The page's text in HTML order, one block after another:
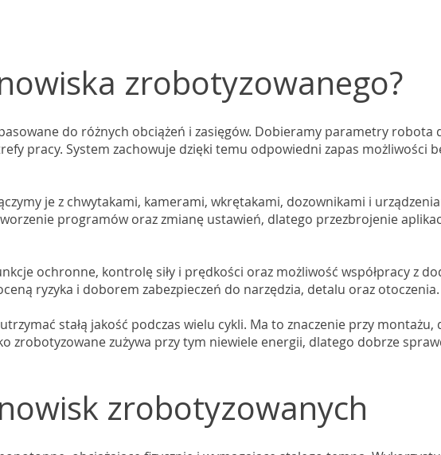
zrobotyzowanego?
do różnych obciążeń i zasięgów. Dobieramy parametry robota
pracy. System zachowuje dzięki temu odpowiedni zapas możliwości
je z chwytakami, kamerami, wkrętakami, dozownikami i
programów oraz zmianę ustawień, dlatego przezbrojenie
ochronne, kontrolę siły i prędkości oraz możliwość współpracy z
ryzyka i doborem zabezpieczeń do narzędzia, detalu oraz otoczenia.
stałą jakość podczas wielu cykli. Ma to znaczenie przy montażu,
zrobotyzowane zużywa przy tym niewiele energii, dlatego dobrze
zrobotyzowanych